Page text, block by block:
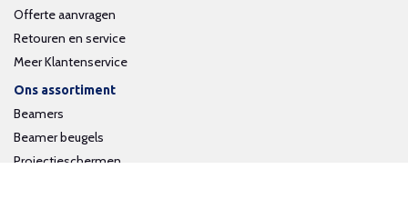
Offerte aanvragen
Retouren en service
Meer Klantenservice
Ons assortiment
Beamers
Beamer beugels
Projectieschermen